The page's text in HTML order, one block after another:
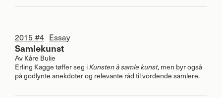
2015 #4 Essay
Samlekunst
AvKåre Bulie
Erling Kagge tøffer seg iKunsten å samle kunst, men byr også
på godlynte anekdoter og relevante råd til vordende samlere.